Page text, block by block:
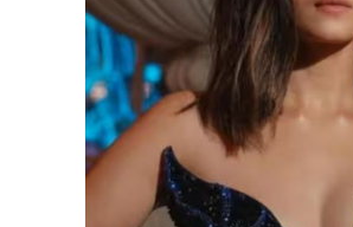
का बलिदान करती हैं और एक
बाहर जाने और फिल्में बनाने का
इसके लिए उन्हें बहुत धन्यवाद
वे आपको तीसरे व्यक्ति के रूप
(Abhishek Bachchan) ने